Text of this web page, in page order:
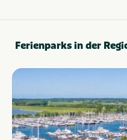
Ferienparks in der